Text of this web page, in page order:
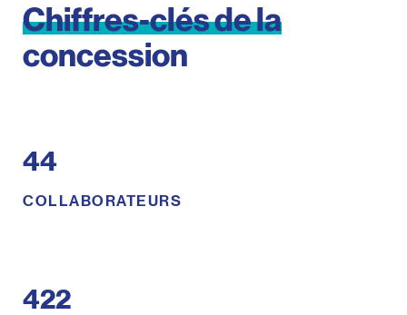
Chiffres-clésdela
concession
44
COLLABORATEURS
422